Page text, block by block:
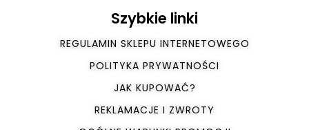
Szybkie linki
REGULAMIN SKLEPU INTERNETOWEGO
POLITYKA PRYWATNOŚCI
JAK KUPOWAĆ?
REKLAMACJE I ZWROTY